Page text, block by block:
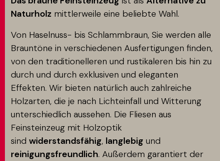
Naturholz mittlerweile eine beliebte Wahl.
Von Haselnuss- bis Schlammbraun, Sie werden alle
Brauntöne in verschiedenen Ausfertigungen finden,
von den traditionelleren und rustikaleren bis hin zu
durch und durch exklusiven und eleganten
Effekten. Wir bieten natürlich auch zahlreiche
Holzarten, die je nach Lichteinfall und Witterung
unterschiedlich aussehen. Die Fliesen aus
Feinsteinzeug mit Holzoptik
sind widerstandsfähig, langlebig und
reinigungsfreundlich. Außerdem garantiert der